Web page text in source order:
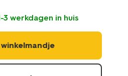
werkdagen in huis
winkelmandje